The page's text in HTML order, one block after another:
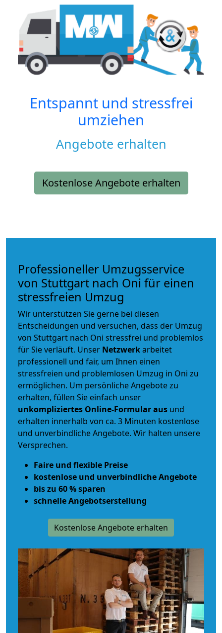
Entspannt und stressfrei
umziehen
Angebote erhalten
Kostenlose Angebote erhalten
Professioneller Umzugsservice
von Stuttgart nach Oni für einen
stressfreien Umzug
Wir unterstützen Sie gerne bei diesen
Entscheidungen und versuchen, dass der Umzug
von Stuttgart nach Oni stressfrei und problemlos
für Sie verläuft. Unser Netzwerkarbeitet
professionell und fair, um Ihnen einen
stressfreien und problemlosen Umzug in Oni zu
ermöglichen. Um persönliche Angebote zu
erhalten, füllen Sie einfach unser
unkompliziertes Online-Formular aus und
erhalten innerhalb von ca. 3 Minuten kostenlose
und unverbindliche Angebote. Wir halten unsere
Versprechen.
Faire und flexible Preise
kostenlose und unverbindliche Angebote
bis zu 60 % sparen
schnelle Angebotserstellung
Kostenlose Angebote erhalten